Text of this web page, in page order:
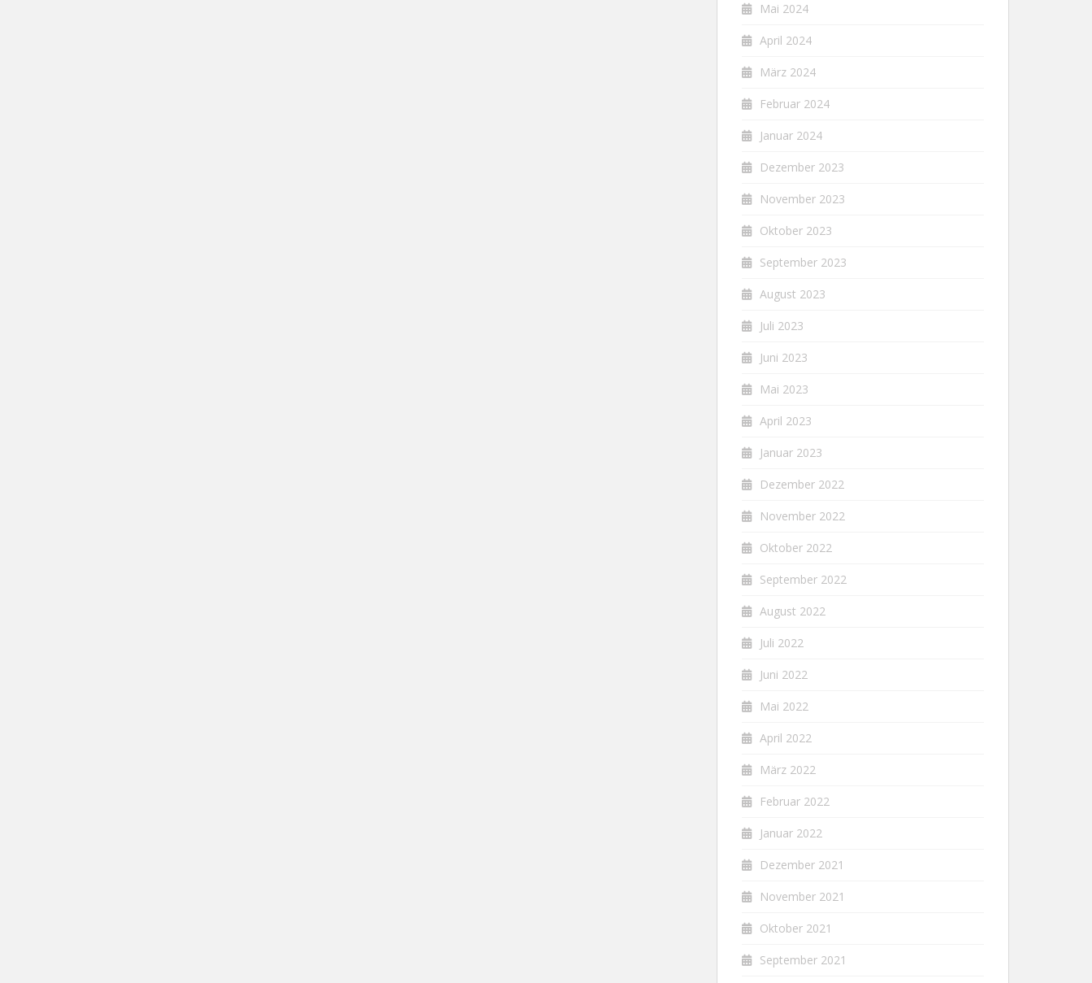
Mai 2024
April 2024
März 2024
Februar 2024
Januar 2024
Dezember 2023
November 2023
Oktober 2023
September 2023
August 2023
Juli 2023
Juni 2023
Mai 2023
April 2023
Januar 2023
Dezember 2022
November 2022
Oktober 2022
September 2022
August 2022
Juli 2022
Juni 2022
Mai 2022
April 2022
März 2022
Februar 2022
Januar 2022
Dezember 2021
November 2021
Oktober 2021
September 2021